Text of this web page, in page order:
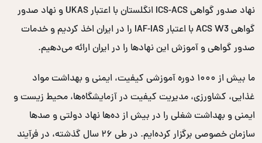
نهاد صدور گواهی ICS-ACS انگلستان با اعتبار UKAS و نهاد صدور
گواهی ACS W3 با اعتبار IAF-IAS را در ایران اخذ کردیم و خدمات
صدور گواهی و آموزش این نهادها را در ایران ارائه می‌دهیم.
ما بیش از ۱۰۰۰ دوره آموزشی کیفیت، ایمنی و بهداشت مواد
غذایی، کشاورزی، مدیریت کیفیت در آزمایشگاه‌ها، محیط زیست و
ایمنی و بهداشت شغلی را در بیش از ده‌ها نهاد دولتی و صدها
سازمان خصوصی برگزار کرده‌ایم. در طی ۲۶ سال گذشته، در فرآیند